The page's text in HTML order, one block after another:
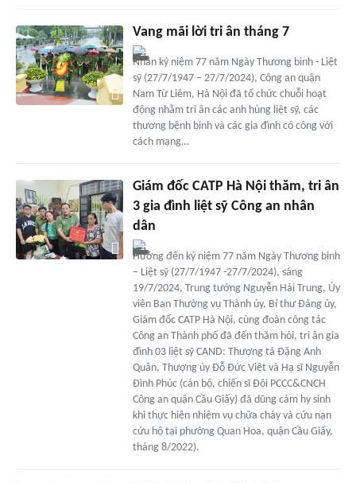
Vang mãi lời tri ân tháng 7
Nhân kỷ niệm 77 năm Ngày Thương binh - Liệt
sỹ (27/7/1947 – 27/7/2024), Công an quận
Nam Từ Liêm, Hà Nội đã tổ chức chuỗi hoạt
động nhằm tri ân các anh hùng liệt sỹ, các
thương bệnh binh và các gia đình có công với
cách mạng…
Giám đốc CATP Hà Nội thăm, tri ân
3 gia đình liệt sỹ Công an nhân
dân
Hướng đến kỷ niệm 77 năm Ngày Thương binh
– Liệt sỹ (27/7/1947 -27/7/2024), sáng
19/7/2024, Trung tướng Nguyễn Hải Trung, Ủy
viên Ban Thường vụ Thành ủy, Bí thư Đảng ủy,
Giám đốc CATP Hà Nội, cùng đoàn công tác
Công an Thành phố đã đến thăm hỏi, tri ân gia
đình 03 liệt sỹ CAND: Thượng tá Đặng Anh
Quân, Thượng úy Đỗ Đức Việt và Hạ sĩ Nguyễn
Đình Phúc (cán bộ, chiến sĩ Đội PCCC&CNCH
Công an quận Cầu Giấy) đã dũng cảm hy sinh
khi thực hiện nhiệm vụ chữa cháy và cứu nạn
cứu hộ tại phường Quan Hoa, quận Cầu Giấy,
tháng 8/2022).